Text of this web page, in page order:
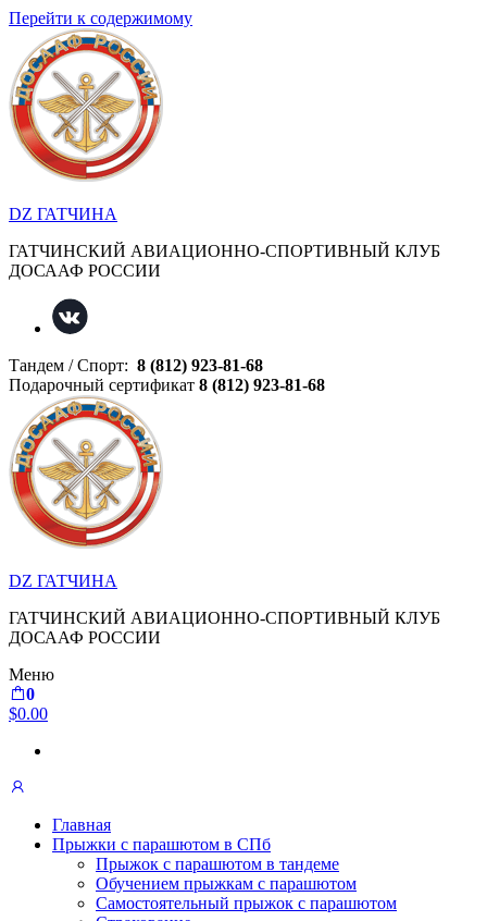
Перейти к содержимому
DZ ГАТЧИНА
ГАТЧИНСКИЙ АВИАЦИОННО-СПОРТИВНЫЙ КЛУБ
ДОСААФ РОССИИ
Тандем / Спорт: 8 (812) 923-81-68
Подарочный сертификат 8 (812) 923-81-68
DZ ГАТЧИНА
ГАТЧИНСКИЙ АВИАЦИОННО-СПОРТИВНЫЙ КЛУБ
ДОСААФ РОССИИ
Меню
0
$0.00
Главная
Прыжки с парашютом в СПб
Прыжок с парашютом в тандеме
Обучением прыжкам с парашютом
Самостоятельный прыжок с парашютом